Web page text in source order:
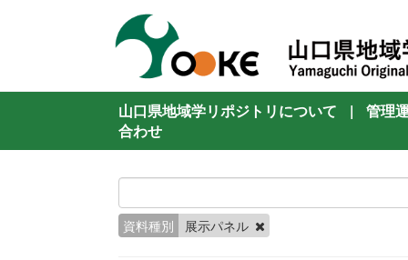
山口県地域学リポジトリについて |
管理
合わせ
資料種別 展示パネル